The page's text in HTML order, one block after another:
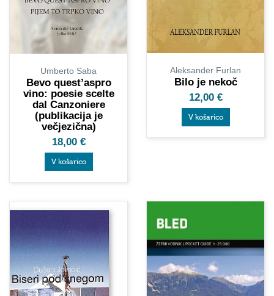
Umberto Saba
Bevo quest’aspro
vino: poesie scelte
dal Canzoniere
(publikacija je
večjezična)
18,00 €
V košarico
Aleksander Furlan
Bilo je nekoč
12,00 €
V košarico